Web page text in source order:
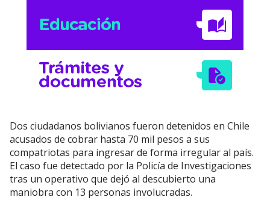
Dos ciudadanos bolivianos fueron detenidos en Chile
acusados de cobrar hasta 70 mil pesos a sus
compatriotas para ingresar de forma irregular al país.
El caso fue detectado por la Policía de Investigaciones
tras un operativo que dejó al descubierto una
maniobra con 13 personas involucradas.